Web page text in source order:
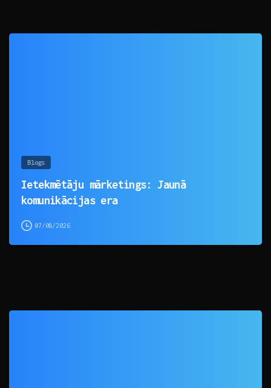
Blogs
Ietekmētāju mārketings: Jaunā
komunikācijas era
07/08/2026